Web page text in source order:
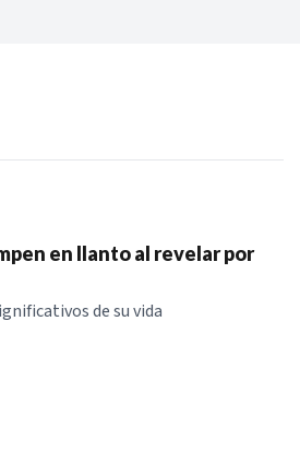
en llanto al revelar por
de su vida